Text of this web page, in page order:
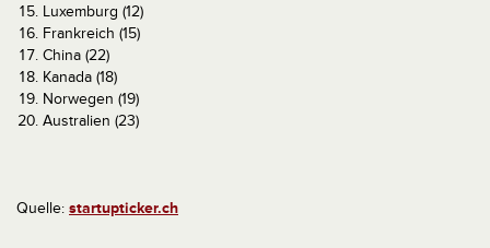
Luxemburg (12)
Frankreich (15)
China (22)
Kanada (18)
Norwegen (19)
Australien (23)
Quelle: startupticker.ch